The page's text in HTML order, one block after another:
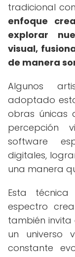
tradicional
enfoque
explorar
visual,
de manera
Algunos
adoptado
obras únicas
percepción
software
digitales,
una manera
Esta
espectro
también
un universo
constante